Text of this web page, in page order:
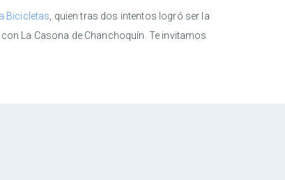
Bicicletas , quien tras dos intentos logró ser la
La Casona de Chanchoquín. Te invitamos